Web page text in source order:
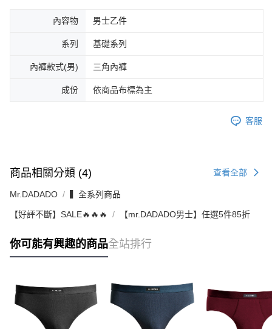
內容物 男士乙件
系列 基礎系列
內褲款式(男) 三角內褲
成份 依商品布標為主
客服
商品相關分類 (4) 查看全部
Mr.DADADO ▍全系列商品
【好評不斷】SALE🔥🔥🔥 【mr.DADADO男士】任選5件85折
你可能有興趣的商品全站排行